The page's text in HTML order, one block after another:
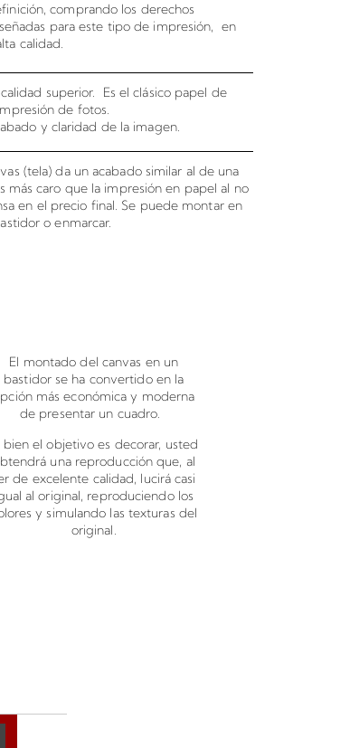
comprando los derechos
para este tipo de impresión, en
calidad.
superior. Es el clásico papel de
de fotos.
y claridad de la imagen.
(tela) da un acabado similar al de una
más caro que la impresión en papel al no
en el precio final. Se puede montar en
o enmarcar.
El montado del canvas en un
bastidor se ha convertido en la
más económica y moderna
de presentar un cuadro.
bien el objetivo es decorar, usted
una reproducción que, al
de excelente calidad, lucirá casi
al original, reproduciendo los
y simulando las texturas del
original.